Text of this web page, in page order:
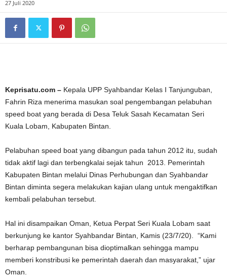
27 Juli 2020
Keprisatu.com – Kepala UPP Syahbandar Kelas I Tanjunguban,
Fahrin Riza menerima masukan soal pengembangan pelabuhan
speed boat yang berada di Desa Teluk Sasah Kecamatan Seri
Kuala Lobam, Kabupaten Bintan.
Pelabuhan speed boat yang dibangun pada tahun 2012 itu, sudah
tidak aktif lagi dan terbengkalai sejak tahun 2013. Pemerintah
Kabupaten Bintan melalui Dinas Perhubungan dan Syahbandar
Bintan diminta segera melakukan kajian ulang untuk mengaktifkan
kembali pelabuhan tersebut.
Hal ini disampaikan Oman, Ketua Perpat Seri Kuala Lobam saat
berkunjung ke kantor Syahbandar Bintan, Kamis (23/7/20). “Kami
berharap pembangunan bisa dioptimalkan sehingga mampu
memberi konstribusi ke pemerintah daerah dan masyarakat,” ujar
Oman.